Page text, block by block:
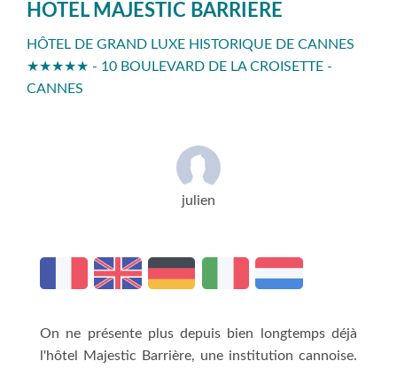
HOTEL MAJESTIC BARRIERE
HÔTEL DE GRAND LUXE HISTORIQUE DE CANNES
★★★★★ - 10 BOULEVARD DE LA CROISETTE -
CANNES
julien
On ne présente plus depuis bien longtemps déjà
l'hôtel Majestic Barrière, une institution cannoise.